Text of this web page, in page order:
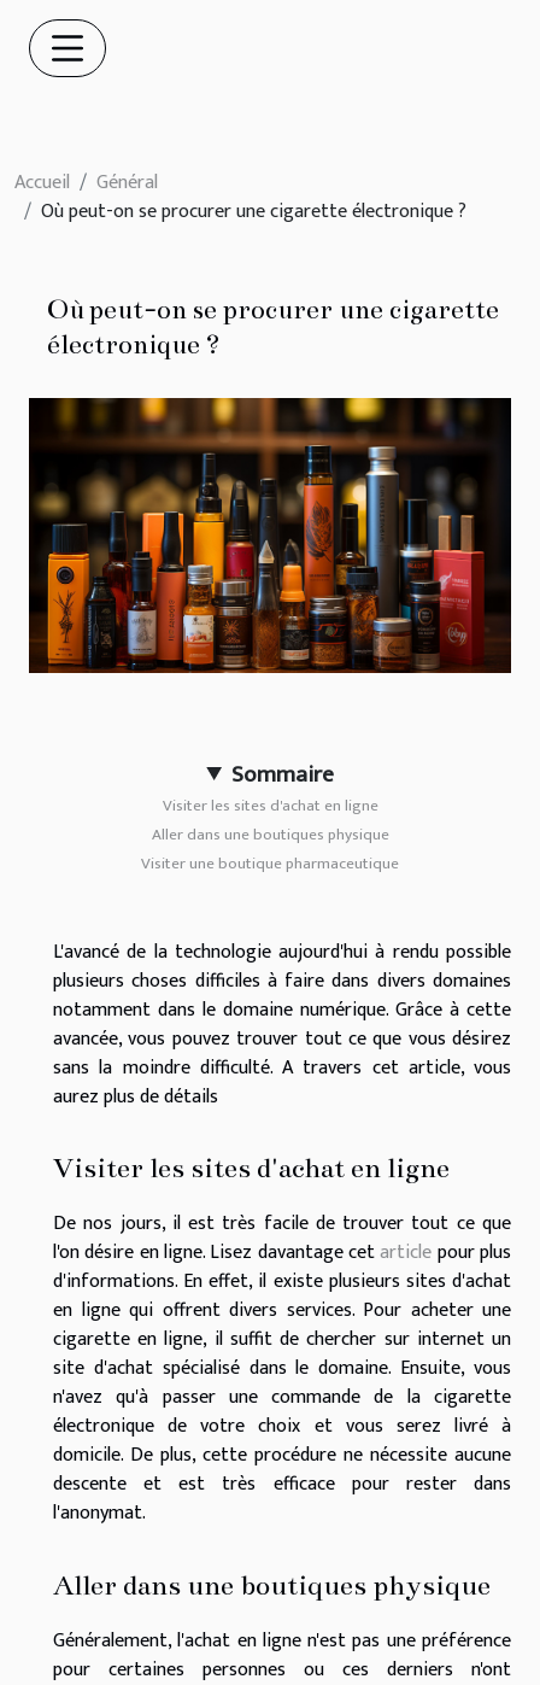
Accueil
Général
Où peut-on se procurer une cigarette électronique ?
Où peut-on se procurer une cigarette
électronique ?
Sommaire
Visiter les sites d'achat en ligne
Aller dans une boutiques physique
Visiter une boutique pharmaceutique
L'avancé de la technologie aujourd'hui à rendu possible
plusieurs choses difficiles à faire dans divers domaines
notamment dans le domaine numérique. Grâce à cette
avancée, vous pouvez trouver tout ce que vous désirez
sans la moindre difficulté. A travers cet article, vous
aurez plus de détails
Visiter les sites d'achat en ligne
De nos jours, il est très facile de trouver tout ce que
l'on désire en ligne. Lisez davantage cetarticlepour plus
d'informations. En effet, il existe plusieurs sites d'achat
en ligne qui offrent divers services. Pour acheter une
cigarette en ligne, il suffit de chercher sur internet un
site d'achat spécialisé dans le domaine. Ensuite, vous
n'avez qu'à passer une commande de la cigarette
électronique de votre choix et vous serez livré à
domicile. De plus, cette procédure ne nécessite aucune
descente et est très efficace pour rester dans
l'anonymat.
Aller dans une boutiques physique
Généralement, l'achat en ligne n'est pas une préférence
pour certaines personnes ou ces derniers n'ont